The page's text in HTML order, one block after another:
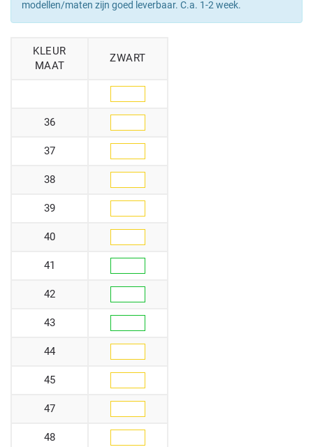
modellen/maten zijn goed leverbaar. C.a. 1-2 week.
KLEUR
MAAT
ZWART
36
37
38
39
40
41
42
43
44
45
47
48